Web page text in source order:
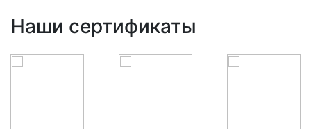
Наши сертификаты